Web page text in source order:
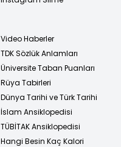
Video Haberler
TDK Sözlük Anlamları
Üniversite Taban Puanları
Rüya Tabirleri
Dünya Tarihi ve Türk Tarihi
İslam Ansiklopedisi
TÜBİTAK Ansiklopedisi
Hangi Besin Kaç Kalori